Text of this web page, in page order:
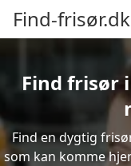
Find-frisør.dk
Find frisør
Find en dygtig
som kan komme